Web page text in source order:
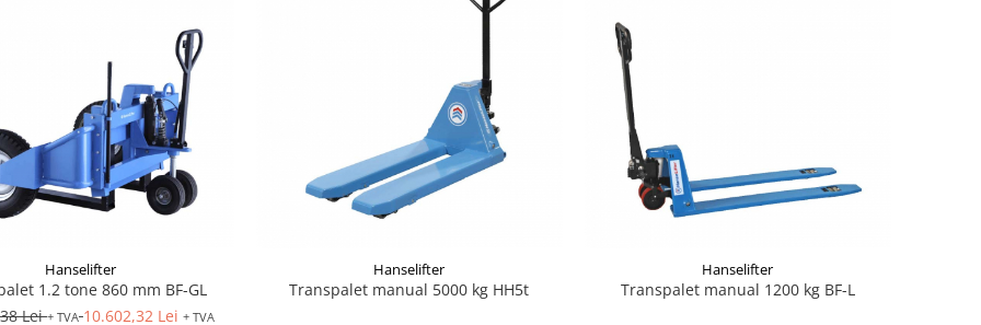
Hanselifter
1.2 tone 860 mm BF-GL
Lei+ TVA 10.602,32 Lei + TVA
Hanselifter
Transpalet manual 5000 kg HH5t
Hanselifter
Transpalet manual 1200 kg BF-L